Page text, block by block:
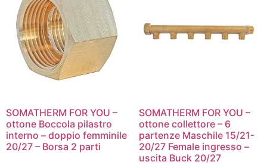
SOMATHERM FOR YOU –
ottone Boccola pilastro
interno – doppio femminile
20/27 – Borsa 2 parti
SOMATHERM FOR YOU –
ottone collettore – 6
partenze Maschile 15/21-
20/27 Female ingresso –
uscita Buck 20/27